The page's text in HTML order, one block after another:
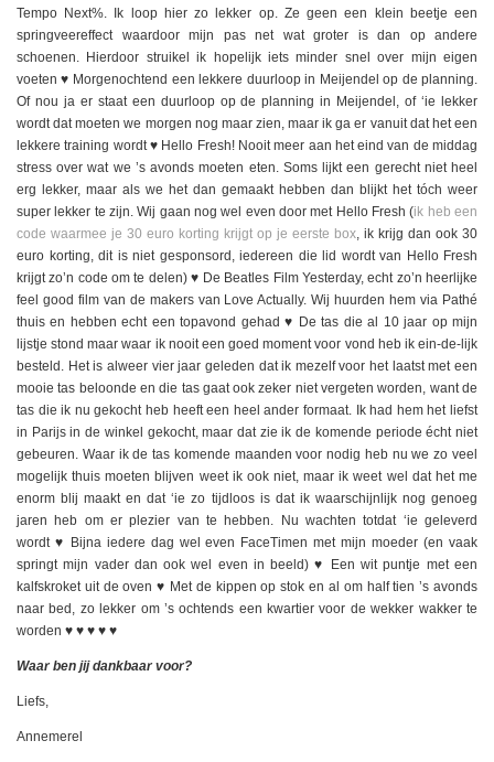
Tempo Next%. Ik loop hier zo lekker op. Ze geen een klein beetje een
springveereffect waardoor mijn pas net wat groter is dan op andere
schoenen. Hierdoor struikel ik hopelijk iets minder snel over mijn eigen
voeten ♥️ Morgenochtend een lekkere duurloop in Meijendel op de planning.
Of nou ja er staat een duurloop op de planning in Meijendel, of ‘ie lekker
wordt dat moeten we morgen nog maar zien, maar ik ga er vanuit dat het een
lekkere training wordt ♥️ Hello Fresh! Nooit meer aan het eind van de middag
stress over wat we ’s avonds moeten eten. Soms lijkt een gerecht niet heel
erg lekker, maar als we het dan gemaakt hebben dan blijkt het tóch weer
super lekker te zijn. Wij gaan nog wel even door met Hello Fresh (ik heb een
code waarmee je 30 euro korting krijgt op je eerste box , ik krijg dan ook 30
euro korting, dit is niet gesponsord, iedereen die lid wordt van Hello Fresh
krijgt zo’n code om te delen) ♥️ De Beatles Film Yesterday, echt zo’n heerlijke
feel good film van de makers van Love Actually. Wij huurden hem via Pathé
thuis en hebben echt een topavond gehad ♥️ De tas die al 10 jaar op mijn
lijstje stond maar waar ik nooit een goed moment voor vond heb ik ein-de-lijk
besteld. Het is alweer vier jaar geleden dat ik mezelf voor het laatst met een
mooie tas beloonde en die tas gaat ook zeker niet vergeten worden, want de
tas die ik nu gekocht heb heeft een heel ander formaat. Ik had hem het liefst
in Parijs in de winkel gekocht, maar dat zie ik de komende periode écht niet
gebeuren. Waar ik de tas komende maanden voor nodig heb nu we zo veel
mogelijk thuis moeten blijven weet ik ook niet, maar ik weet wel dat het me
enorm blij maakt en dat ‘ie zo tijdloos is dat ik waarschijnlijk nog genoeg
jaren heb om er plezier van te hebben. Nu wachten totdat ‘ie geleverd
wordt ♥️ Bijna iedere dag wel even FaceTimen met mijn moeder (en vaak
springt mijn vader dan ook wel even in beeld) ♥️ Een wit puntje met een
kalfskroket uit de oven ♥️ Met de kippen op stok en al om half tien ’s avonds
naar bed, zo lekker om ’s ochtends een kwartier voor de wekker wakker te
worden ♥️ ♥️ ♥️ ♥️ ♥️
Waar ben jij dankbaar voor?
Liefs,
Annemerel